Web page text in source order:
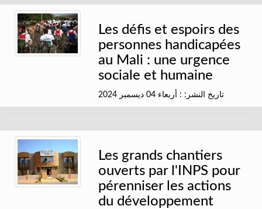
Les défis et espoirs des
personnes handicapées
au Mali : une urgence
sociale et humaine
تاريخ النشر: : أربعاء 04 ديسمبر 2024
Les grands chantiers
ouverts par l'INPS pour
pérenniser les actions
du développement